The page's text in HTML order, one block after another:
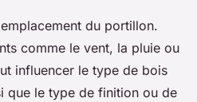
du portillon.
comme le vent, la pluie ou
influencer le type de bois
que le type de finition ou de